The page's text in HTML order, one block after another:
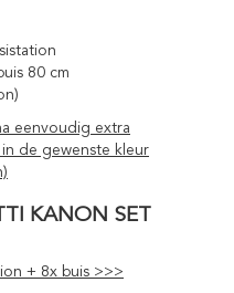
80 cm
eenvoudig extra
de gewenste kleur
KANON SET
+ 8x buis >>>